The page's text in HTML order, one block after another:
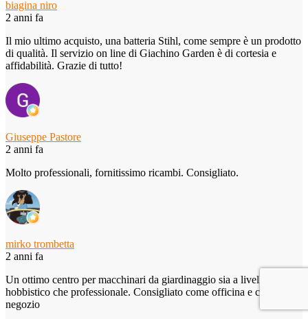
biagina niro
2 anni fa
Il mio ultimo acquisto, una batteria Stihl, come sempre è un prodotto
di qualità. Il servizio on line di Giachino Garden è di cortesia e
affidabilità. Grazie di tutto!
Giuseppe Pastore
2 anni fa
Molto professionali, fornitissimo ricambi. Consigliato.
mirko trombetta
2 anni fa
Un ottimo centro per macchinari da giardinaggio sia a livello
hobbistico che professionale. Consigliato come officina e come
negozio